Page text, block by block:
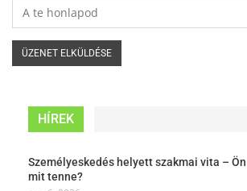
HÍREK
Személyeskedés helyett szakmai vita – Ön
mit tenne?